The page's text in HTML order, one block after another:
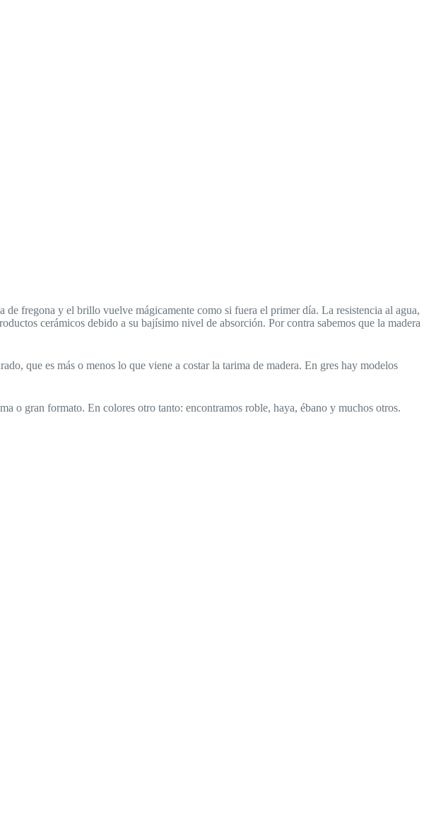
fregona y el brillo vuelve mágicamente como si fuera el primer día. La resistencia al agua,
cerámicos debido a su bajísimo nivel de absorción. Por contra sabemos que la madera
que es más o menos lo que viene a costar la tarima de madera. En gres hay modelos
o gran formato. En colores otro tanto: encontramos roble, haya, ébano y muchos otros.